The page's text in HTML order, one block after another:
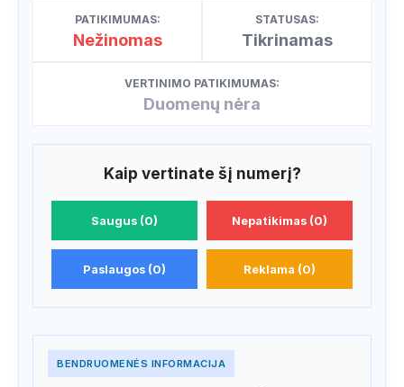
PATIKIMUMAS:
Nežinomas
STATUSAS:
Tikrinamas
VERTINIMO PATIKIMUMAS:
Duomenų nėra
Kaip vertinate šį numerį?
Saugus (0) Nepatikimas (0)
Paslaugos (0) Reklama (0)
BENDRUOMENĖS INFORMACIJA